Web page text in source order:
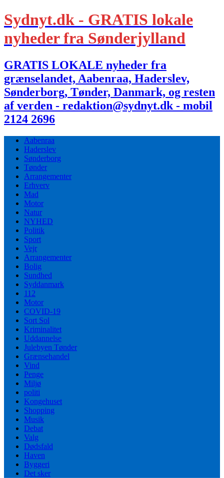
Sydnyt.dk - GRATIS lokale
nyheder fra Sønderjylland
GRATIS LOKALE nyheder fra
grænselandet, Aabenraa, Haderslev,
Sønderborg, Tønder, Danmark, og resten
af verden - redaktion@sydnyt.dk - mobil
2124 2696
Aabenraa
Haderslev
Sønderborg
Tønder
Arrangementer
Erhverv
Mad
Motor
Natur
NYHED
Politik
Sport
Vejr
Arrangementer
Bolig
Sundhed
Syddanmark
112
Motor
COVID-19
Sort Sol
Kriminalitet
Uddannelse
Julebyen Tønder
Grænsehandel
Vind
Penge
Miljø
politi
Kongehuset
Shopping
Musik
Debat
Valg
Dødsfald
Haven
Byggeri
Det sker